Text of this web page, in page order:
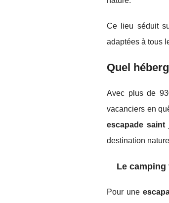
Ce lieu séduit
adaptées à tous
Quel
Avec plus de
vacanciers en
escapade saint
destination
Le
Pour une